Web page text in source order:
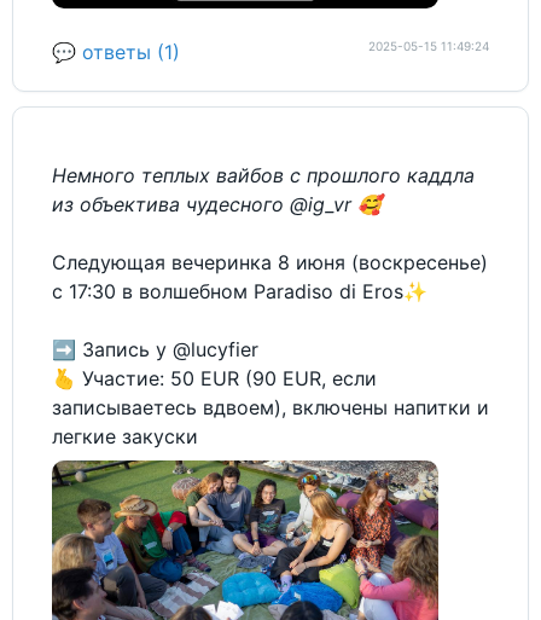
💬 ответы (1) 2025-05-15 11:49:24
Немного теплых вайбов с прошлого каддла
из объектива чудесного @ig_vr 🥰
Следующая вечеринка 8 июня (воскресенье)
с 17:30 в волшебном Paradiso di Eros✨
➡️ Запись у @lucyfier
🫰 Участие: 50 EUR (90 EUR, если
записываетесь вдвоем), включены напитки и
легкие закуски